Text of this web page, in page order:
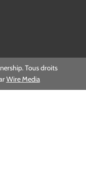
Tous droits
Wire Media